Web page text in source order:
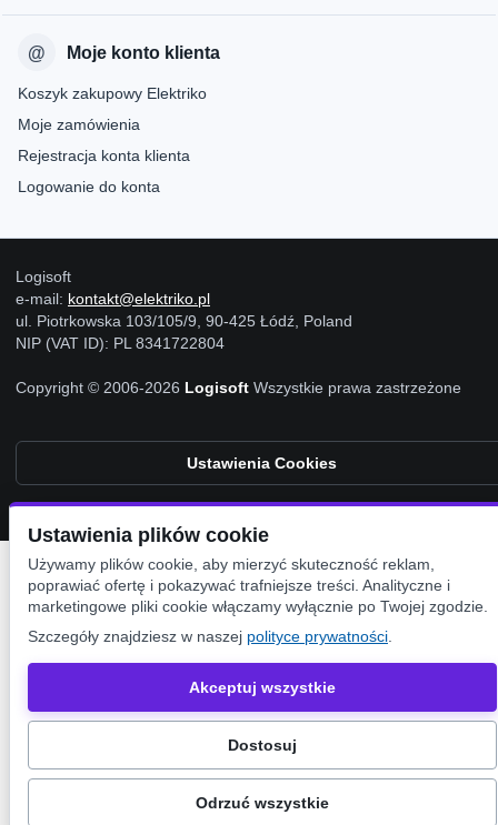
Moje konto klienta
Koszyk zakupowy Elektriko
Moje zamówienia
Rejestracja konta klienta
Logowanie do konta
Logisoft
e-mail: kontakt@elektriko.pl
ul. Piotrkowska 103/105/9, 90-425 Łódź, Poland
NIP (VAT ID): PL 8341722804
Copyright © 2006-2026 Logisoft Wszystkie prawa zastrzeżone
Ustawienia Cookies
Ustawienia plików cookie
Używamy plików cookie, aby mierzyć skuteczność reklam,
poprawiać ofertę i pokazywać trafniejsze treści. Analityczne i
marketingowe pliki cookie włączamy wyłącznie po Twojej zgodzie.
Szczegóły znajdziesz w naszej polityce prywatności
Akceptuj wszystkie
Dostosuj
Odrzuć wszystkie